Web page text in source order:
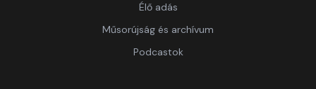
Élő adás
Műsorújság és archívum
Podcastok